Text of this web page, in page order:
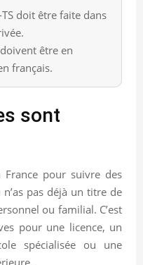
doit être faite dans
être en
français.
sont
pour suivre des
pas déjà un titre de
ou familial. C’est
pour une licence, un
spécialisée ou une